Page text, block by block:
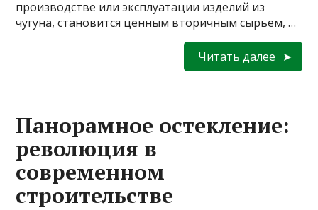
производстве или эксплуатации изделий из
чугуна, становится ценным вторичным сырьем, …
Читать далее
Панорамное остекление:
революция в
современном
строительстве